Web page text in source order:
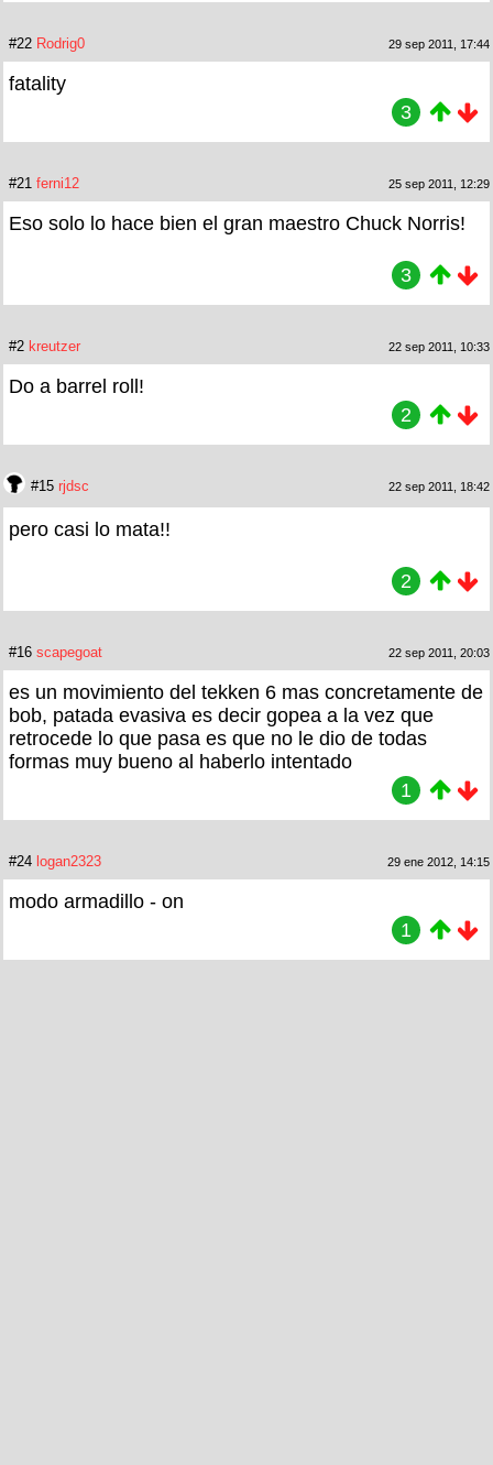
#22 Rodrig0 29 sep 2011, 17:44
fatality
3
#21 ferni12 25 sep 2011, 12:29
Eso solo lo hace bien el gran maestro Chuck Norris!
3
#2 kreutzer 22 sep 2011, 10:33
Do a barrel roll!
2
#15 rjdsc 22 sep 2011, 18:42
pero casi lo mata!!
2
#16 scapegoat 22 sep 2011, 20:03
es un movimiento del tekken 6 mas concretamente de
bob, patada evasiva es decir gopea a la vez que
retrocede lo que pasa es que no le dio de todas
formas muy bueno al haberlo intentado
1
#24 logan2323 29 ene 2012, 14:15
modo armadillo - on
1